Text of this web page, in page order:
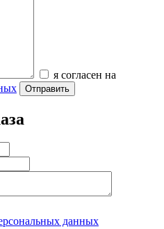
я согласен на
Отправить
данных